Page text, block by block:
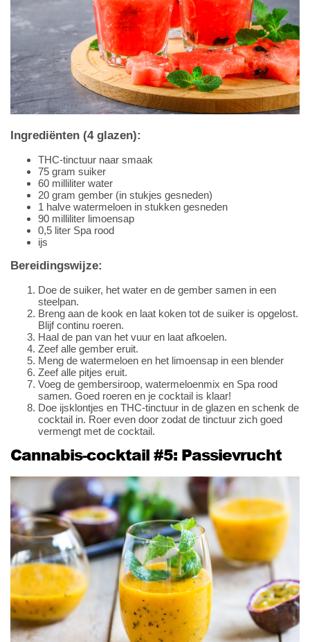
Ingrediënten (4 glazen):
THC-tinctuur naar smaak
75 gram suiker
60 milliliter water
20 gram gember (in stukjes gesneden)
1 halve watermeloen in stukken gesneden
90 milliliter limoensap
0,5 liter Spa rood
ijs
Bereidingswijze:
Doe de suiker, het water en de gember samen in een
steelpan.
Breng aan de kook en laat koken tot de suiker is opgelost.
Blijf continu roeren.
Haal de pan van het vuur en laat afkoelen.
Zeef alle gember eruit.
Meng de watermeloen en het limoensap in een blender
Zeef alle pitjes eruit.
Voeg de gembersiroop, watermeloenmix en Spa rood
samen. Goed roeren en je cocktail is klaar!
Doe ijsklontjes en THC-tinctuur in de glazen en schenk de
cocktail in. Roer even door zodat de tinctuur zich goed
vermengt met de cocktail.
Cannabis-cocktail #5: Passievrucht